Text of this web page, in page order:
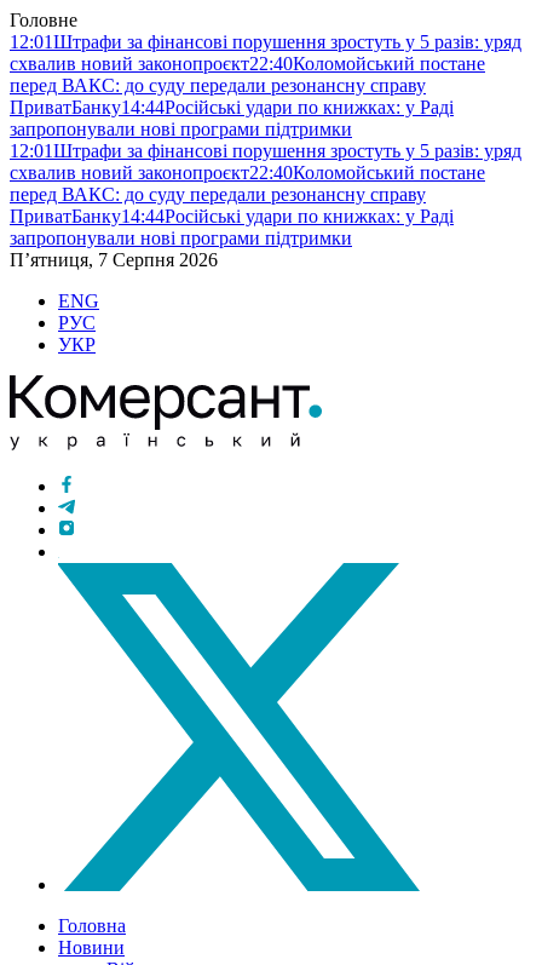
Головне
12:01Штрафи за фінансові порушення зростуть у 5 разів: уряд
схвалив новий законопроєкт22:40Коломойський постане
перед ВАКС: до суду передали резонансну справу
ПриватБанку14:44Російські удари по книжках: у Раді
запропонували нові програми підтримки
12:01Штрафи за фінансові порушення зростуть у 5 разів: уряд
схвалив новий законопроєкт22:40Коломойський постане
перед ВАКС: до суду передали резонансну справу
ПриватБанку14:44Російські удари по книжках: у Раді
запропонували нові програми підтримки
П’ятниця, 7 Серпня 2026
ENG
РУС
УКР
Головна
Новини